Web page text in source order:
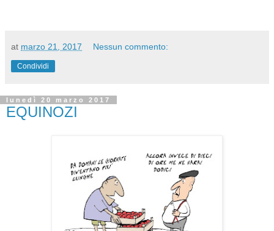
at marzo 21, 2017 Nessun commento:
Condividi
lunedì 20 marzo 2017
EQUINOZI